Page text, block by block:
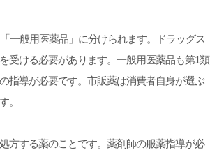
一般用医薬品」に分けられます。ドラッグス
受ける必要があります。一般用医薬品も第1類
指導が必要です。市販薬は消費者自身が選ぶ
。
方する薬のことです。薬剤師の服薬指導が必